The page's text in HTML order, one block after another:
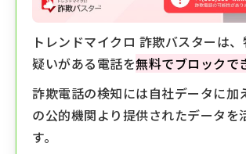
トレンドマイクロ 詐欺バスターは
疑いがある電話を無料でブロックで
詐欺電話の検知には自社データに加
の公的機関より提供されたデータを
す。